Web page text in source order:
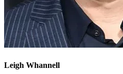
Leigh Whannell